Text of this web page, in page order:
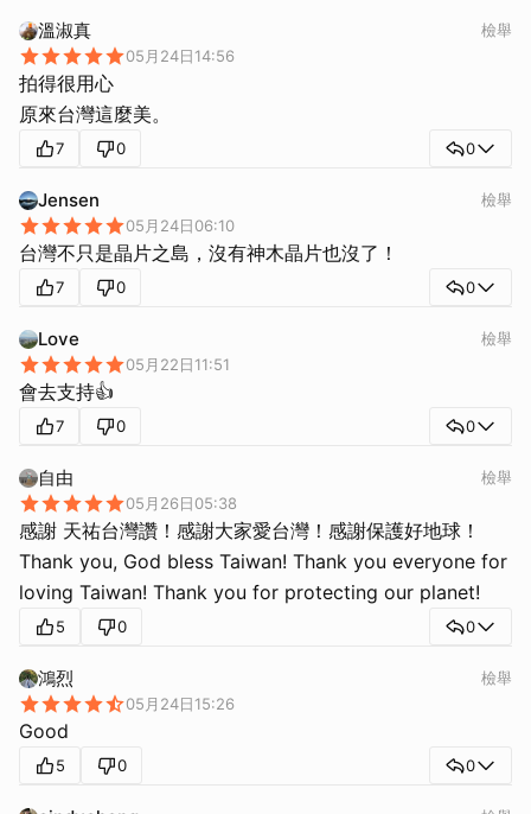
溫淑真
05月24日14:56
檢舉
拍得很用心
原來台灣這麼美。
7 0 0
Jensen
05月24日06:10
檢舉
台灣不只是晶片之島，沒有神木晶片也沒了！
7 0 0
Love
05月22日11:51
檢舉
會去支持👍
7 0 0
自由
05月26日05:38
檢舉
感謝 天祐台灣讚！感謝大家愛台灣！感謝保護好地球！
Thank you, God bless Taiwan! Thank you everyone for
loving Taiwan! Thank you for protecting our planet!
5 0 0
鴻烈
05月24日15:26
檢舉
Good
5 0 0
取消